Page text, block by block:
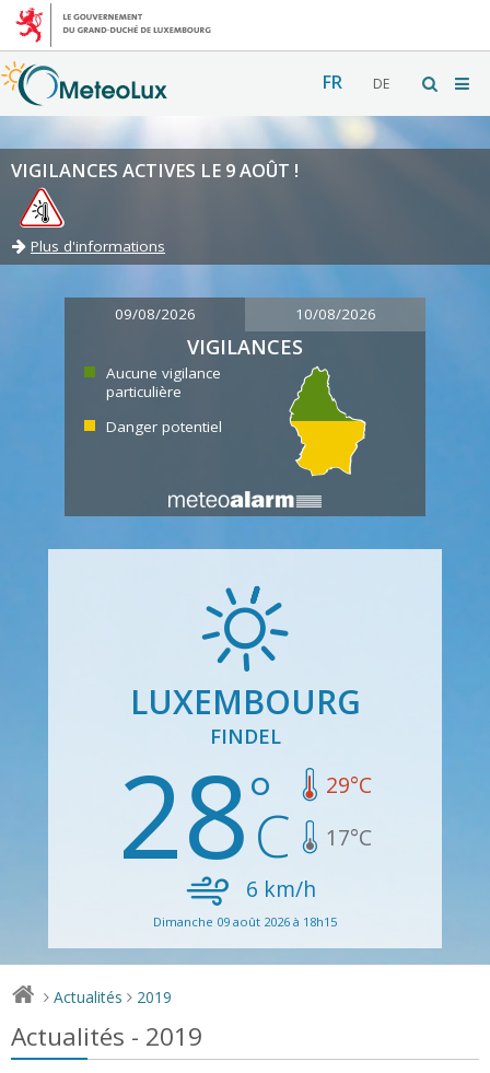
FR DE
VIGILANCES ACTIVES LE 9 AOÛT !
Plus d'informations
09/08/2026 10/08/2026
VIGILANCES
Aucune vigilance
particulière
Danger potentiel
LUXEMBOURG
FINDEL
28 29°C
17°C
6 km/h
Dimanche 09 août 2026 à 18h15
> Actualités > 2019
Actualités - 2019